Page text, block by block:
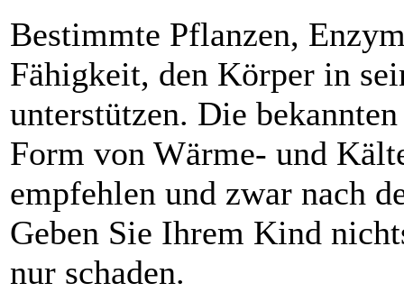
Bestimmte Pflanzen,
Fähigkeit, den Körper in
unterstützen. Die
Form von Wärme- und
empfehlen und zwar nach
Geben Sie Ihrem Kind
nur schaden.